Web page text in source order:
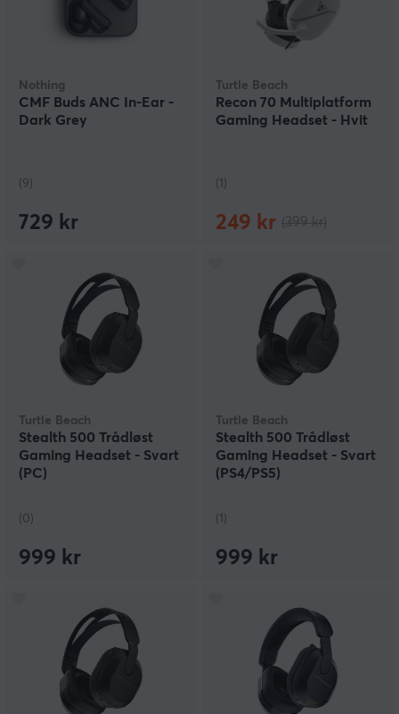
Nothing
CMF Buds ANC In-Ear -
Dark Grey
(9)
729 kr
Turtle Beach
Recon 70 Multiplatform
Gaming Headset - Hvit
(1)
249 kr
Turtle Beach
Stealth 500 Trådløst
Gaming Headset - Svart
(PC)
(0)
999 kr
Turtle Beach
Stealth 500 Trådløst
Gaming Headset - Svart
(PS4/PS5)
(1)
999 kr